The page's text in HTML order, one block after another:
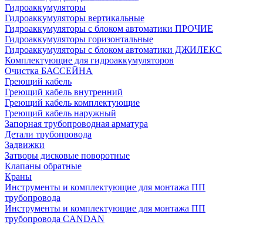
Гидроаккумуляторы
Гидроаккумуляторы вертикальные
Гидроаккумуляторы с блоком автоматики ПРОЧИЕ
Гидроаккумуляторы горизонтальные
Гидроаккумуляторы с блоком автоматики ДЖИЛЕКС
Комплектующие для гидроаккумуляторов
Очистка БАССЕЙНА
Греющий кабель
Греющий кабель внутренний
Греющий кабель комплектующие
Греющий кабель наружный
Запорная трубопроводная арматура
Детали трубопровода
Задвижки
Затворы дисковые поворотные
Клапаны обратные
Краны
Инструменты и комплектующие для монтажа ПП
трубопровода
Инструменты и комплектующие для монтажа ПП
трубопровода CANDAN